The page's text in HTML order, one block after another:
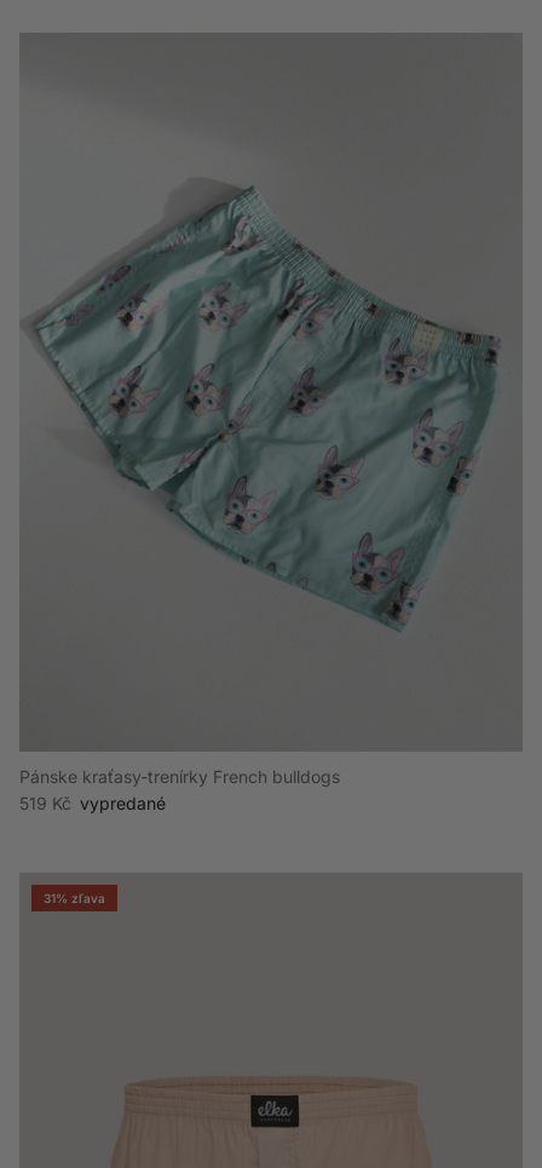
Pánske kraťasy-trenírky French bulldogs
Bežná cena
519 Kč vypredané
31% zľava